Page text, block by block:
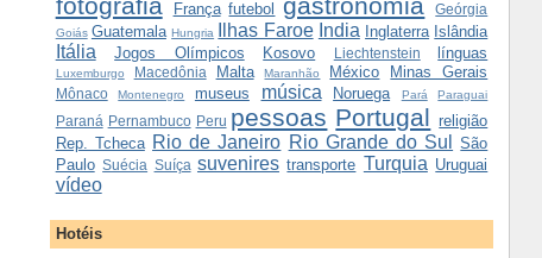
França futebol Geórgia
Goiás Guatemala Hungria Ilhas Faroe India Inglaterra Islândia
Itália Jogos Olímpicos Kosovo Liechtenstein línguas
Luxemburgo Macedônia Malta Maranhão México Minas Gerais
Mônaco Montenegro museus música Noruega Pará Paraguai
Paraná Pernambuco Peru pessoas Portugal religião
Rep. Tcheca Rio de Janeiro Rio Grande do Sul
São
Paulo Suécia Suíça suvenires transporte Turquia Uruguai
vídeo
Hotéis